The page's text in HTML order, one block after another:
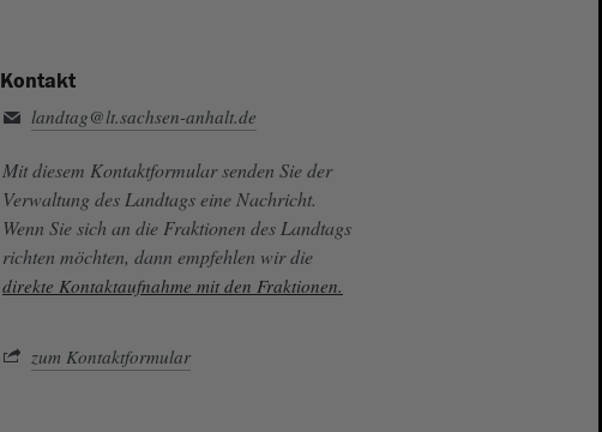
Kontakt
landtag@lt.sachsen-anhalt.de
Mit diesem Kontaktformular senden Sie der
Verwaltung des Landtags eine Nachricht.
Wenn Sie sich an die Fraktionen des Landtags
richten möchten, dann empfehlen wir die
direkte Kontaktaufnahme mit den Fraktionen.
zum Kontaktformular